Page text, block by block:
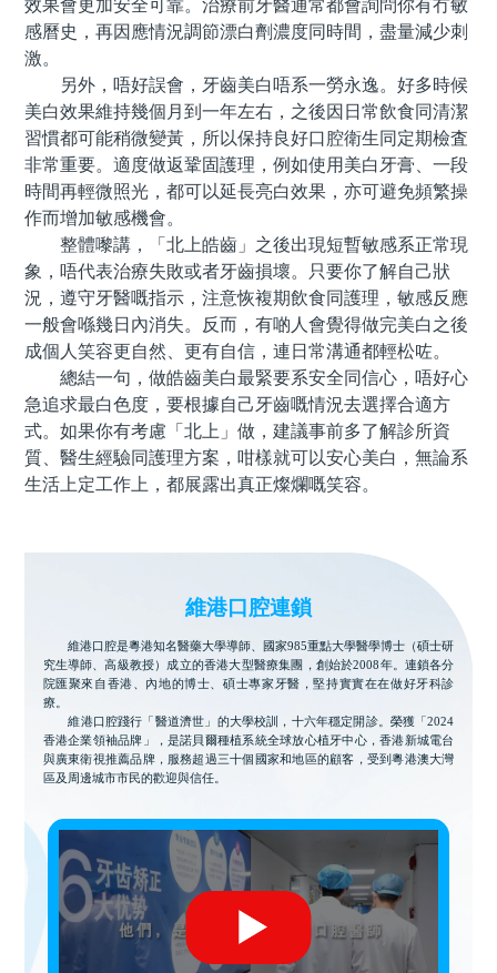
效果會更加安全可靠。治療前牙醫通常都會詢問你有冇敏
感曆史，再因應情況調節漂白劑濃度同時間，盡量減少刺
激。
另外，唔好誤會，牙齒美白唔系一勞永逸。好多時候
美白效果維持幾個月到一年左右，之後因日常飲食同清潔
習慣都可能稍微變黃，所以保持良好口腔衛生同定期檢査
非常重要。適度做返鞏固護理，例如使用美白牙膏、一段
時間再輕微照光，都可以延長亮白效果，亦可避免頻繁操
作而增加敏感機會。
整體嚟講，「北上皓齒」之後出現短暫敏感系正常現
象，唔代表治療失敗或者牙齒損壞。只要你了解自己狀
況，遵守牙醫嘅指示，注意恢複期飲食同護理，敏感反應
一般會喺幾日內消失。反而，有啲人會覺得做完美白之後
成個人笑容更自然、更有自信，連日常溝通都輕松咗。
總結一句，做皓齒美白最緊要系安全同信心，唔好心
急追求最白色度，要根據自己牙齒嘅情況去選擇合適方
式。如果你有考慮「北上」做，建議事前多了解診所資
質、醫生經驗同護理方案，咁樣就可以安心美白，無論系
生活上定工作上，都展露出真正燦爛嘅笑容。
維港口腔連鎖
維港口腔是粵港知名醫藥大學導師、國家985重點大學醫學博士（碩士研
究生導師、高級教授）成立的香港大型醫療集團，創始於2008年。連鎖各分
院匯聚來自香港、內地的博士、碩士專家牙醫，堅持實實在在做好牙科診
療。
維港口腔踐行「醫道濟世」的大學校訓，十六年穩定開診。榮獲「2024
香港企業領袖品牌」，是諾貝爾種植系統全球放心植牙中心，香港新城電台
與廣東衛視推薦品牌，服務超過三十個國家和地區的顧客，受到粵港澳大灣
區及周邊城市市民的歡迎與信任。